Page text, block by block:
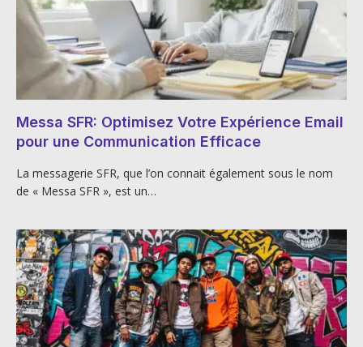
Messa SFR: Optimisez Votre Expérience Email
pour une Communication Efficace
La messagerie SFR, que l’on connait également sous le nom
de « Messa SFR », est un…